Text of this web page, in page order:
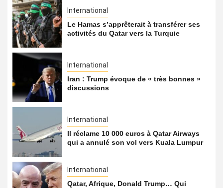
International
Le Hamas s’apprêterait à transférer ses
activités du Qatar vers la Turquie
International
Iran : Trump évoque de « très bonnes »
discussions
International
Il réclame 10 000 euros à Qatar Airways
qui a annulé son vol vers Kuala Lumpur
International
Qatar, Afrique, Donald Trump… Qui